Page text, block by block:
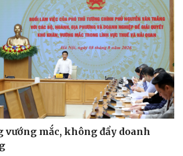
vướng mắc, không đẩy doanh